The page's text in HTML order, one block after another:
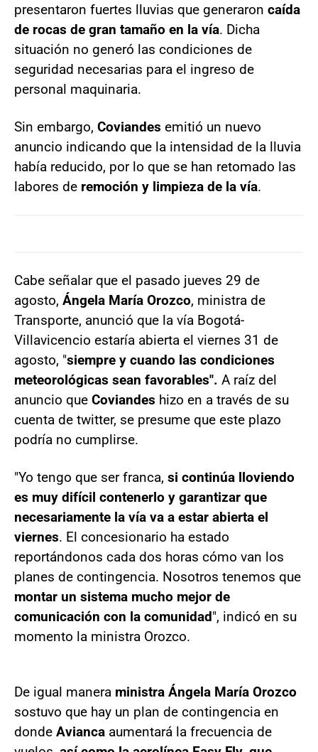
presentaron fuertes lluvias que generaron caída
de rocas de gran tamaño en la vía. Dicha
situación no generó las condiciones de
seguridad necesarias para el ingreso de
personal maquinaria.
Sin embargo, Coviandes emitió un nuevo
anuncio indicando que la intensidad de la lluvia
había reducido, por lo que se han retomado las
labores de remoción y limpieza de la vía.
Cabe señalar que el pasado jueves 29 de
agosto, Ángela María Orozco, ministra de
Transporte, anunció que la vía Bogotá-
Villavicencio estaría abierta el viernes 31 de
agosto, "siempre y cuando las condiciones
meteorológicas sean favorables". A raíz del
anuncio que Coviandes hizo en a través de su
cuenta de twitter, se presume que este plazo
podría no cumplirse.
"Yo tengo que ser franca, si continúa lloviendo
es muy difícil contenerlo y garantizar que
necesariamente la vía va a estar abierta el
viernes. El concesionario ha estado
reportándonos cada dos horas cómo van los
planes de contingencia. Nosotros tenemos que
montar un sistema mucho mejor de
comunicación con la comunidad", indicó en su
momento la ministra Orozco.
De igual manera ministra Ángela María Orozco
sostuvo que hay un plan de contingencia en
donde Avianca aumentará la frecuencia de